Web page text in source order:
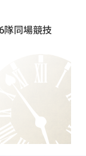
隊同場競技